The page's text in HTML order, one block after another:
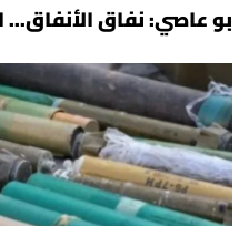
بو عاصي: نفاق